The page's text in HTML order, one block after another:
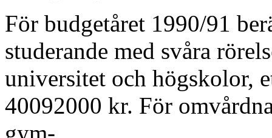
För budgetåret 1990/91
studerande med svåra
universitet och högskolor,
40092000 kr. För
gym-